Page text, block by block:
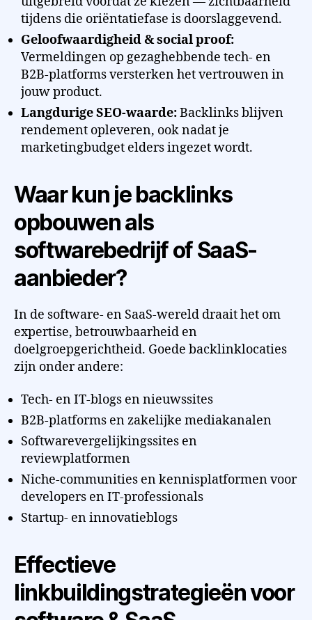
tijdens die oriëntatiefase is doorslaggevend.
Geloofwaardigheid & social proof:
Vermeldingen op gezaghebbende tech- en
B2B-platforms versterken het vertrouwen in
jouw product.
Langdurige SEO-waarde:Backlinks blijven
rendement opleveren, ook nadat je
marketingbudget elders ingezet wordt.
Waar kun je backlinks
opbouwen als
softwarebedrijf of SaaS-
aanbieder?
In de software- en SaaS-wereld draait het om
expertise, betrouwbaarheid en
doelgroepgerichtheid. Goede backlinklocaties
zijn onder andere:
Tech- en IT-blogs en nieuwssites
B2B-platforms en zakelijke mediakanalen
Softwarevergelijkingssites en
reviewplatformen
Niche-communities en kennisplatformen voor
developers en IT-professionals
Startup- en innovatieblogs
Effectieve
linkbuildingstrategieën voor